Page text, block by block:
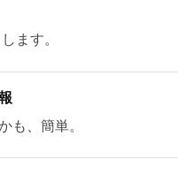
ます。
も、簡単。